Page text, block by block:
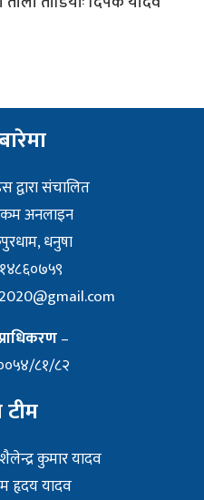
द्वारा संचालित
अनलाइन
धनुषा
–
००५४/८१/८२
टीम
कुमार यादव
हृदय यादव